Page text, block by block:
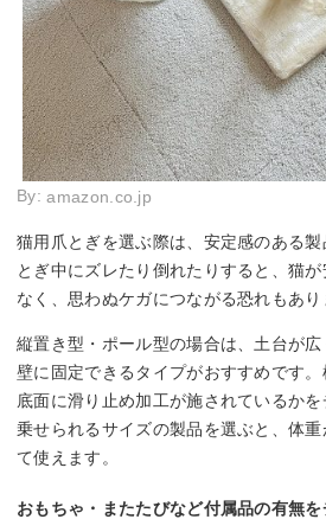
By:amazon.co.jp
猫用爪とぎを選ぶ際は、安定感のある
とぎ中にズレたり倒れたりすると、猫
なく、思わぬケガにつながる恐れもあり
縦置き型・ポール型の場合は、土台が広
壁に固定できるタイプがおすすめです。
底面に滑り止め加工が施されているか
乗せられるサイズの製品を選ぶと、体
て使えます。
おもちゃ・またたびなど付属品の有無を